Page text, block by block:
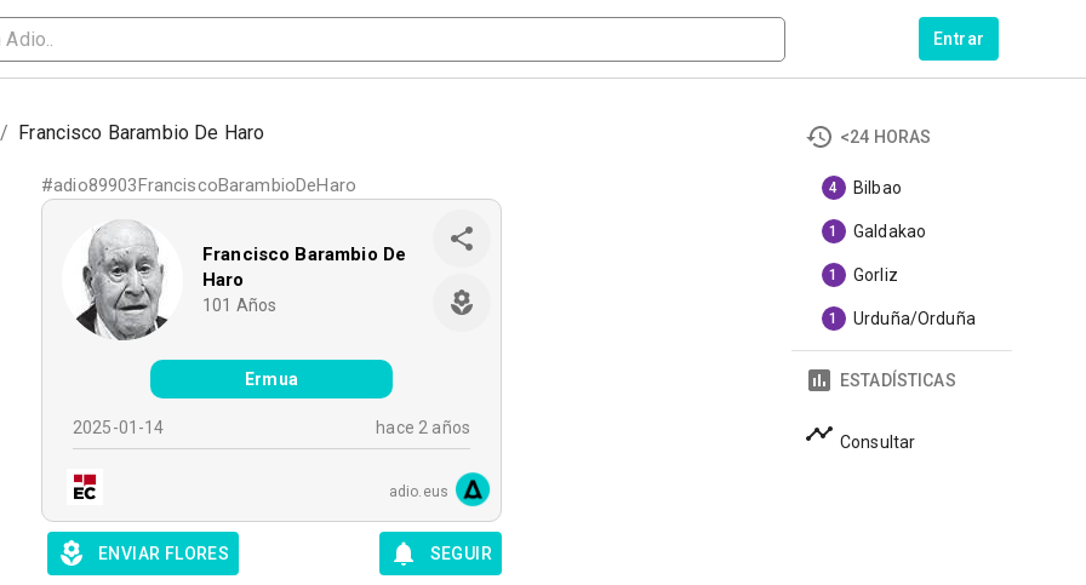
Entrar
/ Francisco Barambio De Haro
#adio89903FranciscoBarambioDeHaro
Francisco Barambio De
Haro
101 Años
Ermua
2025-01-14 hace 2 años
adio.eus
ENVIAR FLORES SEGUIR
<24 HORAS
4 Bilbao
1 Galdakao
1 Gorliz
1 Urduña/Orduña
ESTADÍSTICAS
Consultar